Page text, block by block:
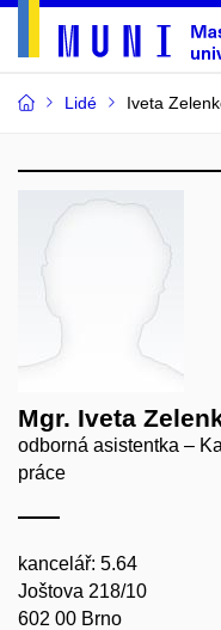
Lidé Iveta
Mgr. Iveta
odborná asistentka –
práce
kancelář: 5.64
Joštova 218/10
602 00 Brno